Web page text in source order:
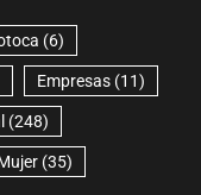
(6)
Empresas(11)
(248)
(35)